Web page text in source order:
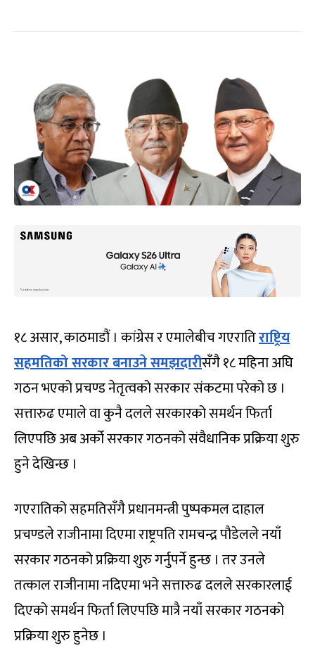
१८ असार, काठमाडौं । कांग्रेस र एमालेबीच गएरातिराष्ट्रिय
सहमतिको सरकार बनाउने समझदारीसँगै १८ महिना अघि
गठन भएको प्रचण्ड नेतृत्वको सरकार संकटमा परेको छ ।
सत्तारुढ एमाले वा कुनै दलले सरकारको समर्थन फिर्ता
लिएपछि अब अर्को सरकार गठनको संवैधानिक प्रक्रिया शुरु
हुने देखिन्छ ।
गएरातिको सहमतिसँगै प्रधानमन्त्री पुष्पकमल दाहाल
प्रचण्डले राजीनामा दिएमा राष्ट्रपति रामचन्द्र पौडेलले नयाँ
सरकार गठनको प्रक्रिया शुरु गर्नुपर्ने हुन्छ । तर उनले
तत्काल राजीनामा नदिएमा भने सत्तारुढ दलले सरकारलाई
दिएको समर्थन फिर्ता लिएपछि मात्रै नयाँ सरकार गठनको
प्रक्रिया शुरु हुनेछ ।